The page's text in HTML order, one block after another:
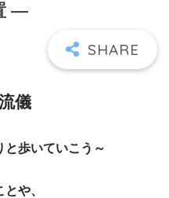
―
儀
と歩いていこう～
や、